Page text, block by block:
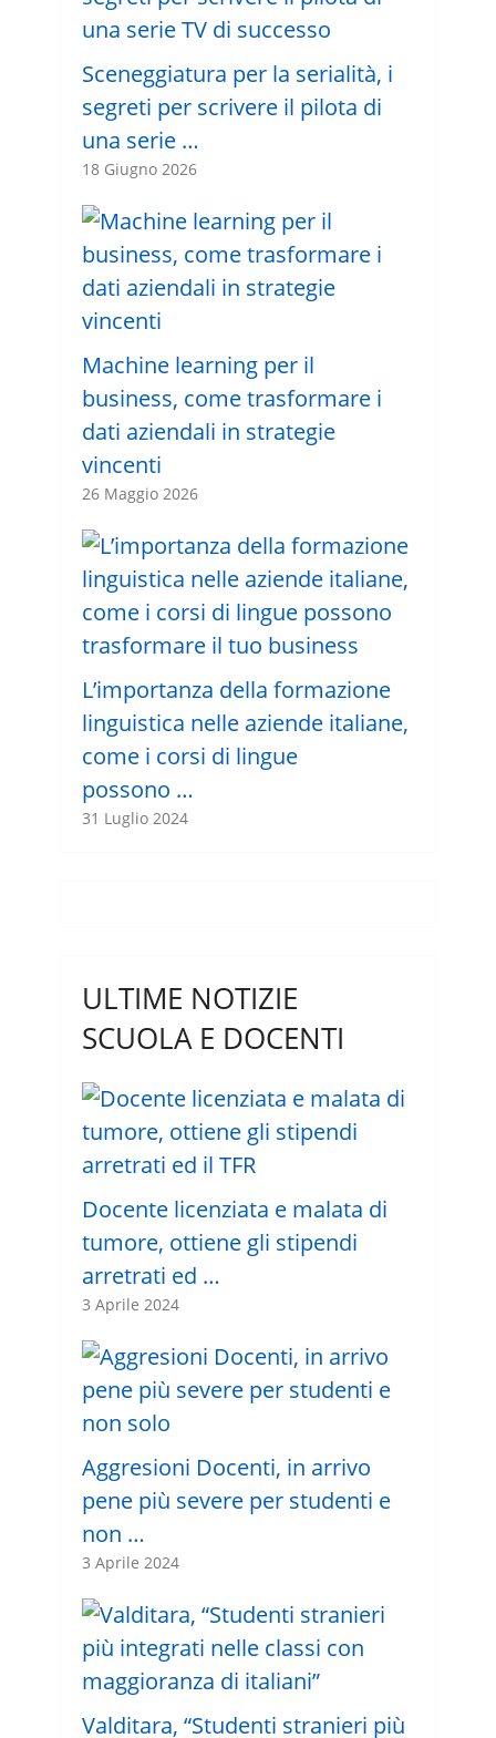
Sceneggiatura per la serialità, i
segreti per scrivere il pilota di
una serie …
18 Giugno 2026
Machine learning per il
business, come trasformare i
dati aziendali in strategie
vincenti
26 Maggio 2026
L’importanza della formazione
linguistica nelle aziende italiane,
come i corsi di lingue
possono …
31 Luglio 2024
ULTIME NOTIZIE
SCUOLA E DOCENTI
Docente licenziata e malata di
tumore, ottiene gli stipendi
arretrati ed …
3 Aprile 2024
Aggresioni Docenti, in arrivo
pene più severe per studenti e
non …
3 Aprile 2024
Valditara, “Studenti stranieri più